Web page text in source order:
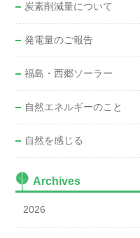
炭素削減量について
発電量のご報告
福島・西郷ソーラー
自然エネルギーのこと
自然を感じる
Archives
2026